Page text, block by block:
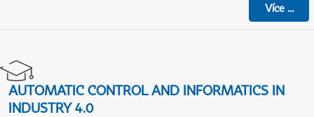
Více...
AUTOMATIC CONTROL AND INFORMATICS IN
INDUSTRY 4.0